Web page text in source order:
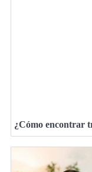
¿Cómo encontrar